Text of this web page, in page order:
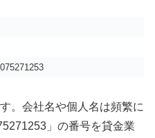
。会社名や個人名は頻繁に
」の番号を貸金業